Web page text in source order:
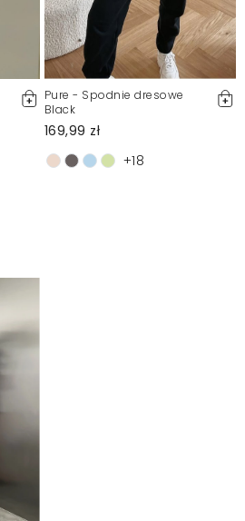
Pure - Spodnie dresowe
Black
169,99 zł
+18